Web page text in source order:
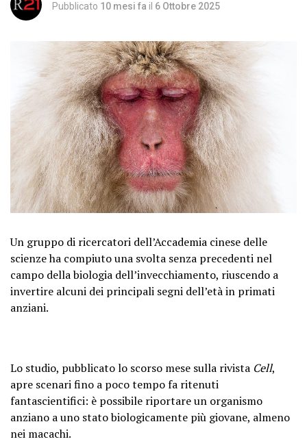
Pubblicato 10 mesi fa il 6 Ottobre 2025
Un gruppo di ricercatori dell’Accademia cinese delle
scienze ha compiuto una svolta senza precedenti nel
campo della biologia dell’invecchiamento, riuscendo a
invertire alcuni dei principali segni dell’età in primati
anziani.
Lo studio, pubblicato lo scorso mese sulla rivista Cell,
apre scenari fino a poco tempo fa ritenuti
fantascientifici: è possibile riportare un organismo
anziano a uno stato biologicamente più giovane, almeno
nei macachi.